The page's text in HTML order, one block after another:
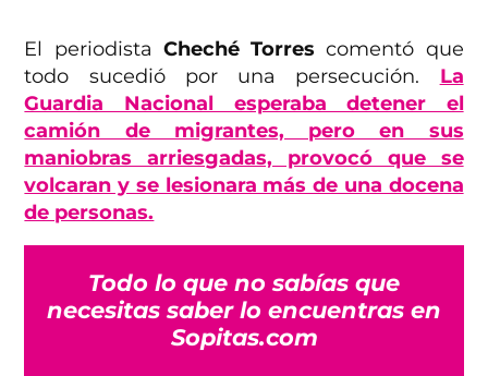
El periodista Cheché Torres comentó que
todo sucedió por una persecución. La
Guardia Nacional esperaba detener el
camión de migrantes, pero en sus
maniobras arriesgadas, provocó que se
volcaran y se lesionara más de una docena
de personas.
Todo lo que no sabías que
necesitas saber lo encuentras en
Sopitas.com